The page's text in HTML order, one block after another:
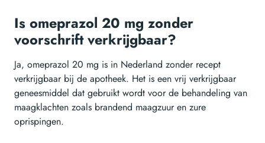
Is omeprazol 20 mg zonder
voorschrift verkrijgbaar?
Ja, omeprazol 20 mg is in Nederland zonder recept
verkrijgbaar bij de apotheek. Het is een vrij verkrijgbaar
geneesmiddel dat gebruikt wordt voor de behandeling van
maagklachten zoals brandend maagzuur en zure
oprispingen.